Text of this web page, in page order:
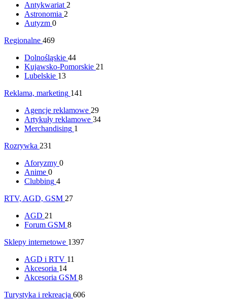
Antykwariat 2
Astronomia 2
Autyzm 0
Regionalne 469
Dolnośląskie 44
Kujawsko-Pomorskie 21
Lubelskie 13
Reklama, marketing 141
Agencje reklamowe 29
Artykuły reklamowe 34
Merchandising 1
Rozrywka 231
Aforyzmy 0
Anime 0
Clubbing 4
RTV, AGD, GSM 27
AGD 21
Forum GSM 8
Sklepy internetowe 1397
AGD i RTV 11
Akcesoria 14
Akcesoria GSM 8
Turystyka i rekreacja 606